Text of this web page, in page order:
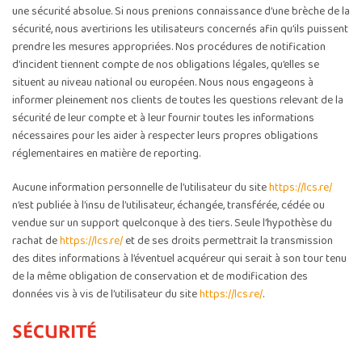
une sécurité absolue. Si nous prenions connaissance d’une brèche de la
sécurité, nous avertirions les utilisateurs concernés afin qu’ils puissent
prendre les mesures appropriées. Nos procédures de notification
d’incident tiennent compte de nos obligations légales, qu’elles se
situent au niveau national ou européen. Nous nous engageons à
informer pleinement nos clients de toutes les questions relevant de la
sécurité de leur compte et à leur fournir toutes les informations
nécessaires pour les aider à respecter leurs propres obligations
réglementaires en matière de reporting.
Aucune information personnelle de l’utilisateur du sitehttps://lcs.re/
n’est publiée à l’insu de l’utilisateur, échangée, transférée, cédée ou
vendue sur un support quelconque à des tiers. Seule l’hypothèse du
rachat dehttps://lcs.re/et de ses droits permettrait la transmission
des dites informations à l’éventuel acquéreur qui serait à son tour tenu
de la même obligation de conservation et de modification des
données vis à vis de l’utilisateur du sitehttps://lcs.re/.
SÉCURITÉ